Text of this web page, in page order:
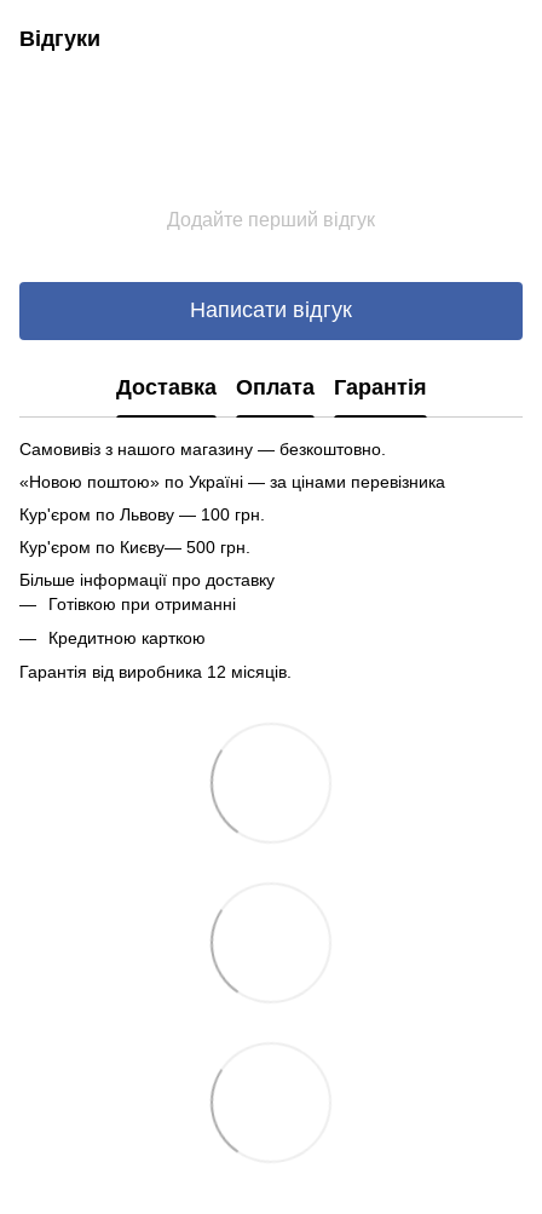
Відгуки
Додайте перший відгук
Написати відгук
Доставка Оплата Гарантія
Самовивіз з нашого магазину — безкоштовно.
«Новою поштою» по Україні — за цінами перевізника
Кур'єром по Львову — 100 грн.
Кур'єром по Києву— 500 грн.
Більше інформації про доставку
Готівкою при отриманні
Кредитною карткою
Гарантія від виробника 12 місяців.